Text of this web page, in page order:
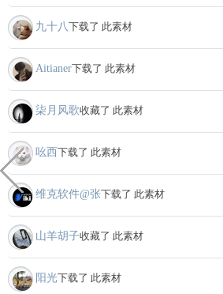
九十八下载了 此素材
Aitianer下载了 此素材
柒月风歌收藏了 此素材
吆西下载了 此素材
维克软件@张下载了 此素材
山羊胡子收藏了 此素材
阳光下载了 此素材